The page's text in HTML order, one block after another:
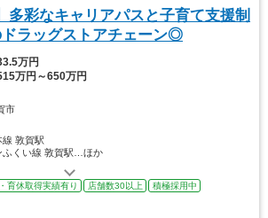
多彩なキャリアパスと子育て支援制
ラッグストアチェーン◎
万円
万円～650万円
市
線 敦賀駅
ふくい線 敦賀駅…ほか
育休取得実績有り 店舗数30以上
積極採用中